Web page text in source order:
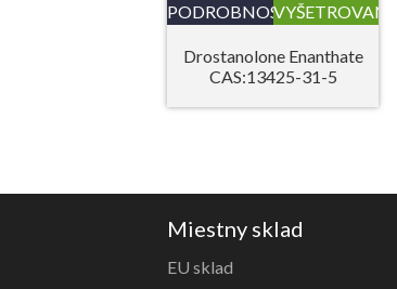
PODROBNOSTIVYŠETROVANIE
Drostanolone Enanthate
CAS:13425-31-5
Miestny sklad
EU sklad